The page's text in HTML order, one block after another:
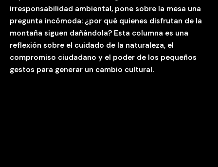
irresponsabilidad ambiental, pone sobre la mesa una
pregunta incómoda: ¿por qué quienes disfrutan de la
montaña siguen dañándola? Esta columna es una
reflexión sobre el cuidado de la naturaleza, el
compromiso ciudadano y el poder de los pequeños
gestos para generar un cambio cultural.